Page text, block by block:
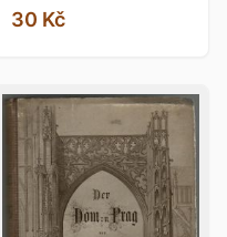
30 Kč